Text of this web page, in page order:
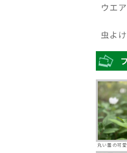
ウエ
虫よ
丸い蕾の可